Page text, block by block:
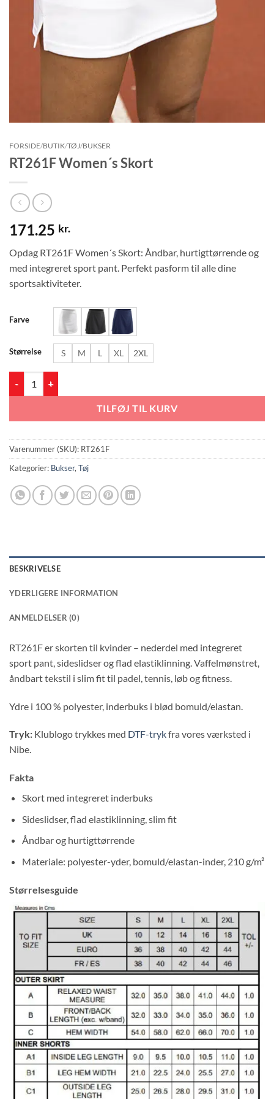
FORSIDE/BUTIK/TØJ/BUKSER
RT261F Women´s Skort
171.25 kr.
Opdag RT261F Women´s Skort: Åndbar, hurtigttørrende
og med integreret sport pant. Perfekt pasform til alle dine
sportsaktiviteter.
Farve
Størrelse S M L XL 2XL
TILFØJ TIL KURV
Varenummer (SKU): RT261F
Kategorier: Bukser, Tøj
BESKRIVELSE
YDERLIGERE INFORMATION
ANMELDELSER (0)
RT261F er skorten til kvinder – nederdel med integreret
sport pant, sideslidser og flad elastiklinning.
Vaffelmønstret, åndbart tekstil i slim fit til padel, tennis, løb
Tryk:
Fakta
Sideslidser, flad elastiklinning, slim fit
g/m²